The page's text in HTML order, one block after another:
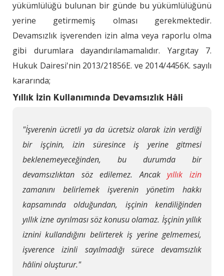
yükümlülüğü bulunan bir günde bu yükümlülüğünü
yerine getirmemiş olması gerekmektedir.
Devamsızlık işverenden izin alma veya raporlu olma
gibi durumlara dayandırılamamalıdır. Yargıtay 7.
Hukuk Dairesi'nin 2013/21856E. ve 2014/4456K. sayılı
kararında;
Yıllık İzin Kullanımında Devamsızlık Hâli
"İşverenin ücretli ya da ücretsiz olarak izin verdiği
bir işçinin, izin süresince iş yerine gitmesi
beklenemeyeceğinden, bu durumda bir
devamsızlıktan söz edilemez. Ancak yıllık izin
zamanını belirlemek işverenin yönetim hakkı
kapsamında olduğundan, işçinin kendiliğinden
yıllık izne ayrılması söz konusu olamaz. İşçinin yıllık
iznini kullandığını belirterek iş yerine gelmemesi,
işverence izinli sayılmadığı sürece devamsızlık
hâlini oluşturur."